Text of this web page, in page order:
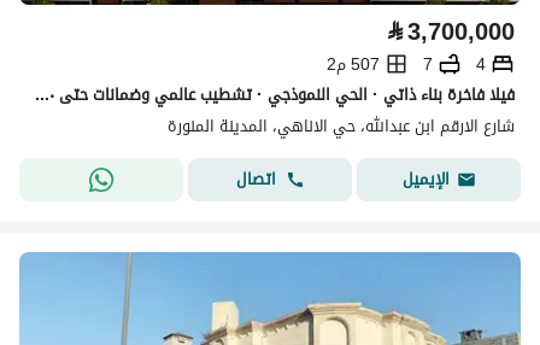
⃁3,700,000
4
7
507 م2
فيلا فاخرة بناء ذاتي · الحي النموذجي · تشطيب عالمي وضمانات حتى ٣٠ سنة
شارع الارقم ابن عبدالله، حي الاناهي، المدينة المنورة
الإيميل
اتصال